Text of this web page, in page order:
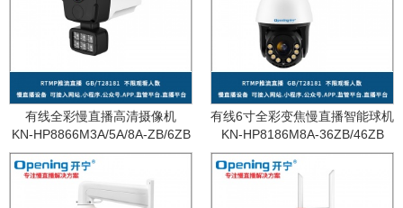
有线全彩慢直播高清摄像机
KN-HP8866M3A/5A/8A-ZB/6ZB
有线6寸全彩变焦慢直播智能球机
KN-HP8186M8A-36ZB/46ZB